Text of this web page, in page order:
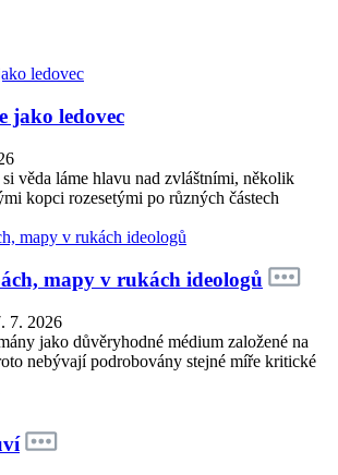
jako ledovec
věda láme hlavu nad zvláštními, několik
kopci rozesetými po různých částech
mapy v rukách ideologů
7. 2026
jako důvěryhodné médium založené na
nebývají podrobovány stejné míře kritické